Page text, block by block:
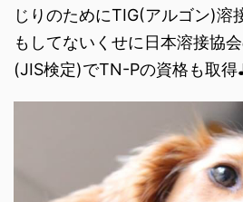
じりのためにTIG(アルゴン)溶
もしてないくせに日本溶接協
(JIS検定)でTN-Pの資格も取得